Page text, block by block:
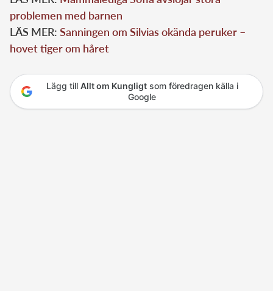
problemen med barnen
LÄS MER: Sanningen om Silvias okända peruker –
hovet tiger om håret
Lägg till Allt om Kungligtsom föredragen källa i
Google